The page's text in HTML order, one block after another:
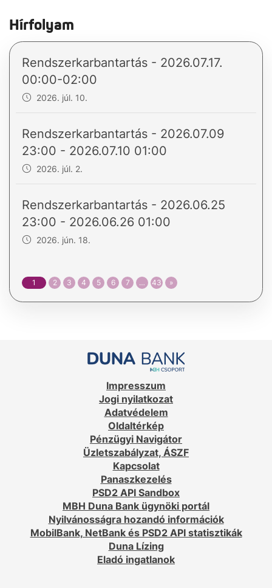
Hírfolyam
Rendszerkarbantartás - 2026.07.17.
00:00-02:00
2026. júl. 10.
Rendszerkarbantartás - 2026.07.09
23:00 - 2026.07.10 01:00
2026. júl. 2.
Rendszerkarbantartás - 2026.06.25
23:00 - 2026.06.26 01:00
2026. jún. 18.
1 2 3 4 5 6 7 … 43 »
Impresszum
Jogi nyilatkozat
Adatvédelem
Oldaltérkép
Pénzügyi Navigátor
Üzletszabályzat, ÁSZF
Kapcsolat
Panaszkezelés
PSD2 API Sandbox
MBH Duna Bank ügynöki portál
Nyilvánosságra hozandó információk
MobilBank, NetBank és PSD2 API statisztikák
Duna Lízing
Eladó ingatlanok